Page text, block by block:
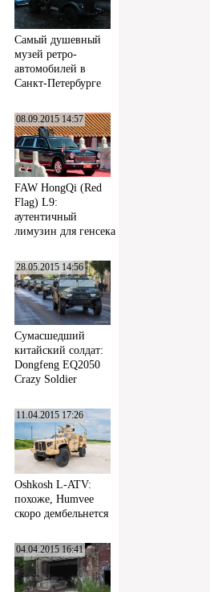
Самый душевный
музей ретро-
автомобилей в
Санкт-Петербурге
08.09.2015 14:57
FAW HongQi (Red
Flag) L9:
аутентичный
лимузин для генсека
28.05.2015 14:56
Сумасшедший
китайский солдат:
Dongfeng EQ2050
Crazy Soldier
11.04.2015 17:26
Oshkosh L-ATV:
похоже, Humvee
скоро дембельнется
04.04.2015 16:41